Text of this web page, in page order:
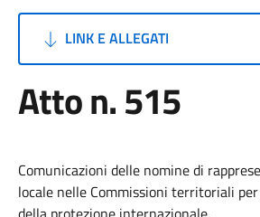
LINK E ALLEGATI
Atto n. 515
Comunicazioni delle nomine di
locale nelle Commissioni territoriali